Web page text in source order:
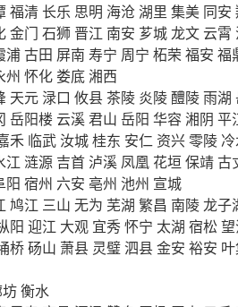
福清 长乐 思明 海沧 湖里 集美 同安
金门 石狮 晋江 南安 芗城龙文 云霄
浦古田 屏南 寿宁 周宁 柘荣 福安 福
州 怀化 娄底湘西
天元 渌口 攸县茶陵 炎陵醴陵雨湖
岳阳楼 云溪君山 岳阳 华容湘阴 平
禾 临武 汝城桂东 安仁 资兴零陵
江 涟源 吉首 泸溪 凤凰 花垣保靖古
阳 宿州 六安 亳州 池州 宣城
鸠江 三山 无为 芜湖 繁昌 南陵龙子
阳 迎江 大观 宜秀怀宁 太湖 宿松
桥砀山 萧县 灵璧泗县金安 裕安
衡水